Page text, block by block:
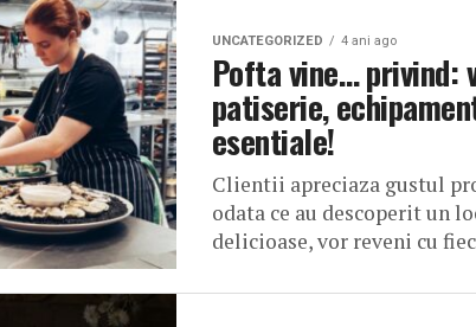
UNCATEGORIZED 4 ani ago
Pofta vine… privind:
patiserie,
esentiale!
Clientii apreciaza gustul
odata ce au descoperit un
delicioase, vor reveni cu